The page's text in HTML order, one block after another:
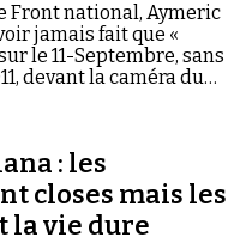
Front national, Aymeric
jamais fait que «
le 11-Septembre, sans
devant la caméra du
: les
closes mais les
la vie dure